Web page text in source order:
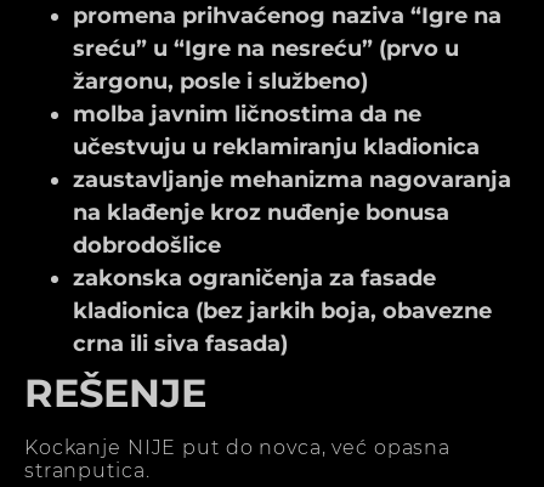
promena prihvaćenog naziva “Igre na
sreću” u “Igre na nesreću” (prvo u
žargonu, posle i službeno)
molba javnim ličnostima da ne
učestvuju u reklamiranju kladionica
zaustavljanje mehanizma nagovaranja
na klađenje kroz nuđenje bonusa
dobrodošlice
zakonska ograničenja za fasade
kladionica (bez jarkih boja, obavezne
crna ili siva fasada)
REŠENJE
Kockanje NIJE put do novca, već opasna
stranputica.